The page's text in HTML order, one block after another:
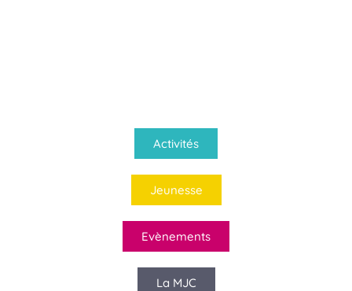
Activités
Jeunesse
Evènements
La MJC